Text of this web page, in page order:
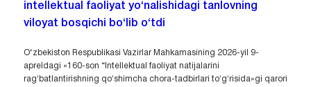
intellektual faoliyat yo‘nalishidagi tanlovning
viloyat bosqichi bo‘lib o‘tdi
O‘zbekiston Respublikasi Vazirlar Mahkamasining 2026-yil 9-
apreldagi «160-son “Intellektual faoliyat natijalarini
ragʻbatlantirishning qoʻshimcha chora-tadbirlari toʻgʻrisida»gi qarori